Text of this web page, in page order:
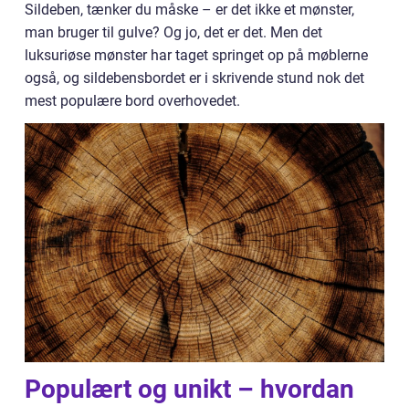
Sildeben, tænker du måske – er det ikke et mønster,
man bruger til gulve? Og jo, det er det. Men det
luksuriøse mønster har taget springet op på møblerne
også, og sildebensbordet er i skrivende stund nok det
mest populære bord overhovedet.
Populært og unikt – hvordan